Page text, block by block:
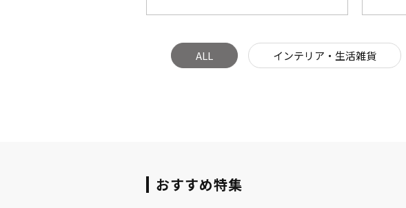
ALL インテリア・生活雑貨
おすすめ特集